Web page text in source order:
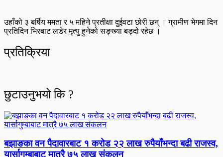
उहाँको ३ बर्षिय ममता र ५ महिने प्रतीक्षा दुईवटा छोरी छन् । ग्रामीण भेगमा दिन
प्रतिदिन भिरबाट लडेर मृत्यु हुनेको सङ्ख्या बड्दो रहेछ ।
प्रतिक्रिया
छुटाउनुभयो कि ?
बझाङका वन पैदावारबाट १ करोड २२ लाख रुपैयाँभन्दा बढी राजस्व,
यार्सागुम्बाबाट मात्रै ७५ लाख संकलन